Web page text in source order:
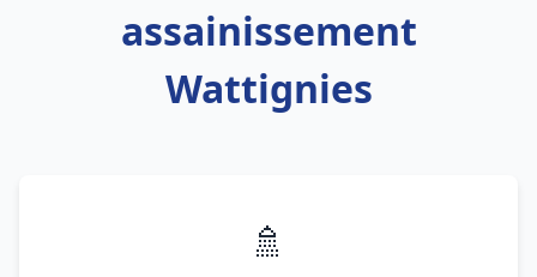
assainissement
Wattignies
🚿